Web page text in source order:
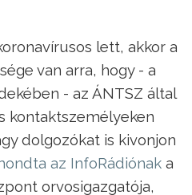
lett, akkor a
van arra, hogy - a
- az ÁNTSZ által
kontaktszemélyeken
dolgozókat is kivonjon
az InfoRádiónak a
orvosigazgatója,